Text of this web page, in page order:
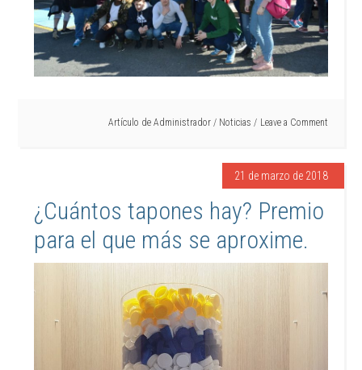
Artículo de Administrador / Noticias Leave a Comment
21 de marzo de 2018
¿Cuántos tapones hay? Premio
para el que más se aproxime.